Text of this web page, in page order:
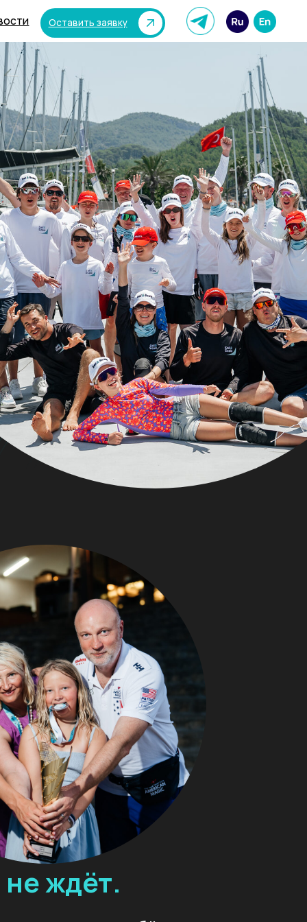
заявку
у ребёнка:
или моменты,
настоящему?